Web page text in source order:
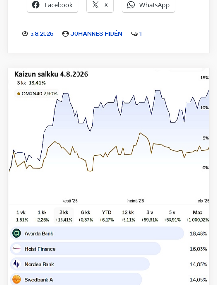
Facebook X WhatsApp
5.8.2026 JOHANNES HIDÉN 1